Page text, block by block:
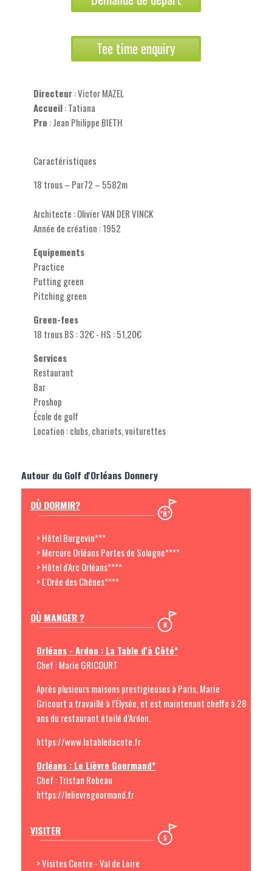
Tee time enquiry
Directeur: Victor MAZEL
Accueil: Tatiana
Pro : Jean Philippe BIETH
Caractéristiques
18 trous – Par72 – 5582m
Architecte : Olivier VAN DER VINCK
Année de création : 1952
Equipements
Practice
Putting green
Pitching green
Green-fees
18 trous BS : 32€ - HS : 51,20€
Services
Restaurant
Bar
Proshop
École de golf
Location : clubs, chariots, voiturettes
Autour du Golf d'Orléans Donnery
OÙ DORMIR?
> Hôtel Burgevin***
> Mercure Orléans Portes de Sologne****
> Hôtel d'Arc Orléans****
> L'Orée des Chênes****
OÙ MANGER ?
Orléans - Ardon : La Table d'à Côté*
Chef : Marie GRICOURT
Après plusieurs maisons prestigieuses à Paris, Marie
Gricourt a travaillé à l’Élysée, et est maintenant cheffe à 28
ans du restaurant étoilé d’Ardon.
https://www.latabledacote.fr
Orléans : Le Lièvre Gourmand*
Chef : Tristan Robeau
https://lelievregourmand.fr
VISITER
> Visites Centre - Val de Loire